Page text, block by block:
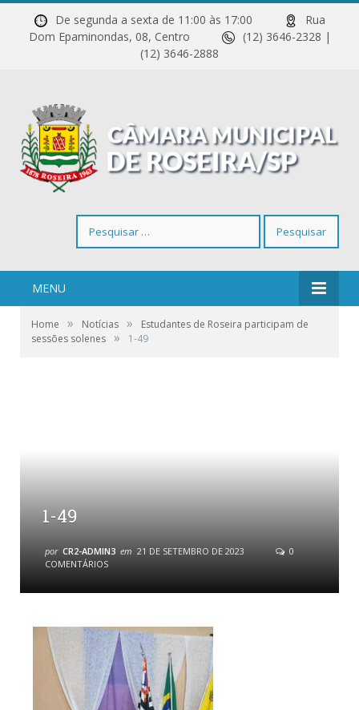
De segunda a sexta de 11:00 às 17:00
Rua
Dom Epaminondas, 08, Centro
(12) 3646-2328 |
(12) 3646-2888
por:
MENU
Home » Notícias »
Estudantes de Roseira participam de
sessões solenes » 1-49
1-49
por CR2-ADMIN3 em 21 DE SETEMBRO DE 2023
0
COMENTÁRIOS